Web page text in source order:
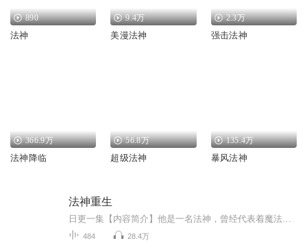
890
法神
9.4万
美漫法神
2.3万
强击法神
366.9万
法神降临
56.8万
超级法神
135.4万
暴风法神
法神重生
484 28.4万